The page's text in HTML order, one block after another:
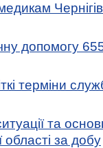
допомогу
терміни
та
області за добу